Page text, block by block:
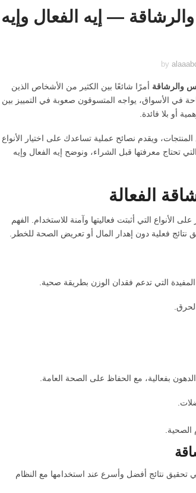
— إيه الفعال وإيه
والرشاقة أمرًا شائعًا بين الكثير من الأشخاص الذين
في الأسواق، يواجه المتسوقون صعوبة في التمييز بين
أو بلا فائدة.
ويقدم نصائح عملية تساعدك على اختيار الأنواع
تحتاج معرفتها قبل الشراء، ونوضح إيه الفعال وإيه
الفعالة
الأنواع التي أثبتت فعاليتها وآمنة للاستخدام. الفهم
نتائج فعلية دون إهدار المال أو تعريض الصحة للخطر.
المفيدة التي تدعم فقدان الوزن بطريقة صحية.
بفعالية، مع الحفاظ على الصحة العامة.
تحقيق نتائج أفضل وأسرع عند استخدامها مع النظام